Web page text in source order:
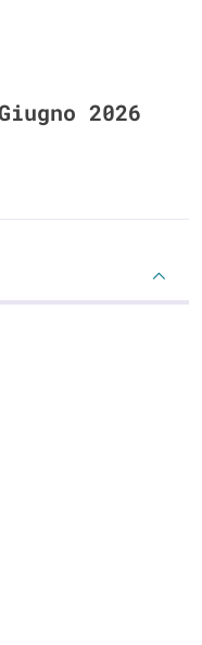
2026